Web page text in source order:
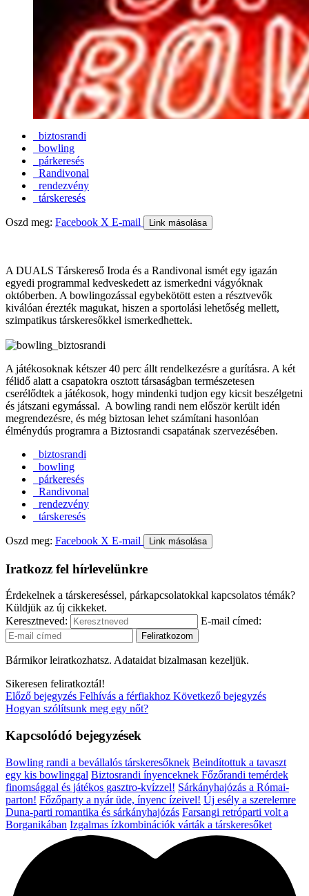
biztosrandi
bowling
párkeresés
Randivonal
rendezvény
társkeresés
Oszd meg: Facebook X E-mail Link másolása
A DUALS Társkereső Iroda és a Randivonal ismét egy igazán
egyedi programmal kedveskedett az ismerkedni vágyóknak
októberben. A bowlingozással egybekötött esten a résztvevők
kiválóan érezték magukat, hiszen a sportolási lehetőség mellett,
szimpatikus társkeresőkkel ismerkedhettek.
A játékosoknak kétszer 40 perc állt rendelkezésre a gurításra. A két
félidő alatt a csapatokra osztott társaságban természetesen
cserélődtek a játékosok, hogy mindenki tudjon egy kicsit beszélgetni
és játszani egymással. A bowling randi nem először került idén
megrendezésre, és még biztosan lehet számítani hasonlóan
élménydús programra a Biztosrandi csapatának szervezésében.
biztosrandi
bowling
párkeresés
Randivonal
rendezvény
társkeresés
Oszd meg: Facebook X E-mail Link másolása
Iratkozz fel hírlevelünkre
Érdekelnek a társkereséssel, párkapcsolatokkal kapcsolatos témák?
Küldjük az új cikkeket.
Keresztneved:
E-mail címed:
Bármikor leiratkozhatsz. Adataidat bizalmasan kezeljük.
Sikeresen feliratkoztál!
Előző bejegyzés Felhívás a férfiakhoz Következő bejegyzés
Hogyan szólítsunk meg egy nőt?
Kapcsolódó bejegyzések
Bowling randi a bevállalós társkeresőknek Beindítottuk a tavaszt
egy kis bowlinggal Biztosrandi ínyenceknek Főzőrandi temérdek
finomsággal és játékos gasztro-kvízzel! Sárkányhajózás a Római-
parton! Főzőparty a nyár üde, ínyenc ízeivel! Új esély a szerelemre
Duna-parti romantika és sárkányhajózás Farsangi retróparti volt a
Borganikában Izgalmas ízkombinációk várták a társkeresőket